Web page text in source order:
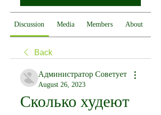
Discussion Media Members About
Back
Администратор Советует
August 26, 2023
Сколько худеют